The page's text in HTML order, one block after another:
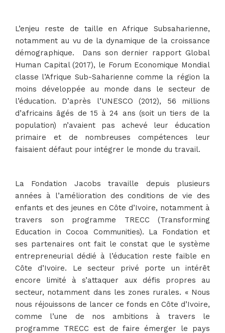
L’enjeu reste de taille en Afrique Subsaharienne,
notamment au vu de la dynamique de la croissance
démographique. Dans son dernier rapport Global
Human Capital (2017), le Forum Economique Mondial
classe l’Afrique Sub-Saharienne comme la région la
moins développée au monde dans le secteur de
l’éducation. D’après l’UNESCO (2012), 56 millions
d’africains âgés de 15 à 24 ans (soit un tiers de la
population) n’avaient pas achevé leur éducation
primaire et de nombreuses compétences leur
faisaient défaut pour intégrer le monde du travail.
La Fondation Jacobs travaille depuis plusieurs
années à l’amélioration des conditions de vie des
enfants et des jeunes en Côte d’Ivoire, notamment à
travers son programme TRECC (Transforming
Education in Cocoa Communities). La Fondation et
ses partenaires ont fait le constat que le système
entrepreneurial dédié à l’éducation reste faible en
Côte d’Ivoire. Le secteur privé porte un intérêt
encore limité à s’attaquer aux défis propres au
secteur, notamment dans les zones rurales. « Nous
nous réjouissons de lancer ce fonds en Côte d’Ivoire,
comme l’une de nos ambitions à travers le
programme TRECC est de faire émerger le pays